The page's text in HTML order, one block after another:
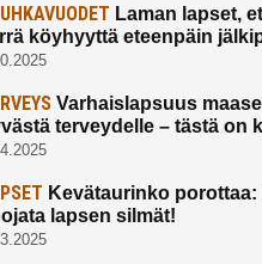
Laman lapset,
köyhyyttä eteenpäin
Varhaislapsuus
terveydelle – tästä on
Kevätaurinko porottaa:
lapsen silmät!